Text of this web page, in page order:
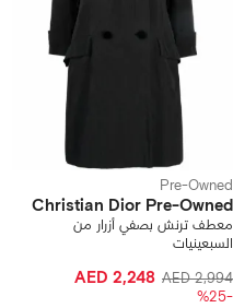
Pre-Owned
Christian Dior Pre-Owned
معطف ترنش بصفي أزرار من
السبعينيات
AED 2,994
AED 2,248
-%25